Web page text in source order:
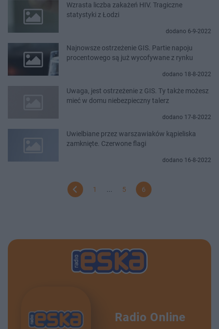
Wzrasta liczba zakażeń HIV. Tragiczne
statystyki z Łodzi
dodano 6-9-2022
Najnowsze ostrzeżenie GIS. Partie napoju
procentowego są już wycofywane z rynku
dodano 18-8-2022
Uwaga, jest ostrzeżenie z GIS. Ty także możesz
mieć w domu niebezpieczny talerz
dodano 17-8-2022
Uwielbiane przez warszawiaków kąpieliska
zamknięte. Czerwone flagi
dodano 16-8-2022
1 5 6
Radio Online